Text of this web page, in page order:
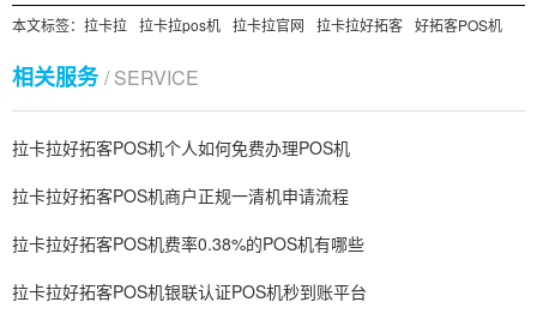
本文标签： 拉卡拉 拉卡拉pos机 拉卡拉官网 拉卡拉好拓客 好拓客POS机
相关服务/ SERVICE
拉卡拉好拓客POS机个人如何免费办理POS机
拉卡拉好拓客POS机商户正规一清机申请流程
拉卡拉好拓客POS机费率0.38%的POS机有哪些
拉卡拉好拓客POS机银联认证POS机秒到账平台